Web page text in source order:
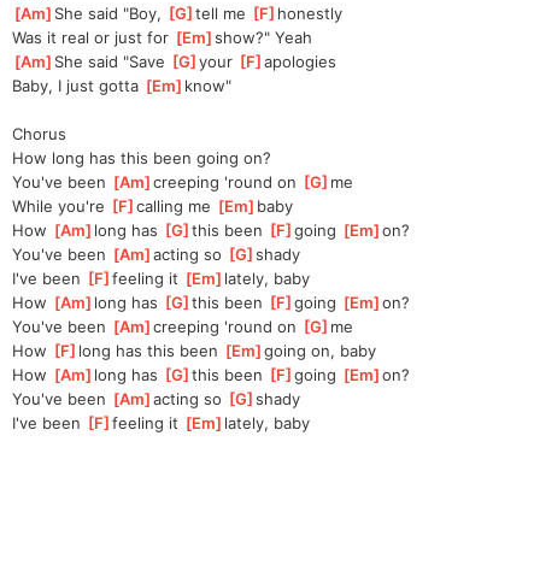
[Am ]She said "Boy, [G ]tell me [F ]honestly
Was it real or just for [Em ]
show?" Yeah
[Am ]She said "Save [G ]
your [F ]
apologies
Baby, I just gotta [Em ]know"
Chorus
How long has this been going on?
You've been [Am ]
creeping 'round on [G ]me
While you're [F ]
calling me [Em ]baby
How [Am ]long has [G ]this been [F ]
going [Em ]
on?
You've been [Am ]
acting so [G ]
shady
I've been [F ]
feeling it [Em ]lately, baby
How [Am ]long has [G ]this been [F ]
going [Em ]
on?
You've been [Am ]
creeping 'round on [G ]me
How [F ]long has this been [Em ]
going on, baby
How [Am ]long has [G ]this been [F ]
going [Em ]
on?
You've been [Am ]
acting so [G ]
shady
I've been [F ]
feeling it [Em ]lately, baby